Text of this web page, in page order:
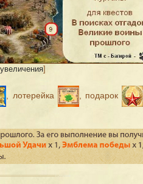
]
, лотерейка , подарок